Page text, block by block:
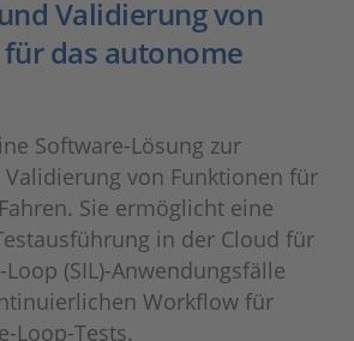
Validierung von
das autonome
Software-Lösung zur
von Funktionen für
Sie ermöglicht eine
in der Cloud für
(SIL)-Anwendungsfälle
Workflow für
Loop-Tests.